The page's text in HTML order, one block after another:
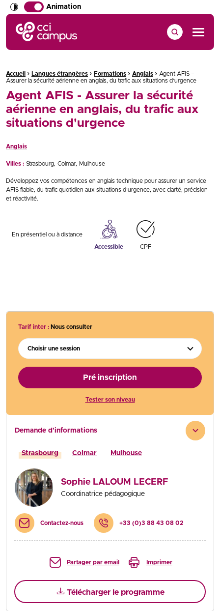
Animation
CCI Campus La formation qui vous ressemble
Menu
Fil d'Ariane :
Accueil › Langues étrangères › Formations › Anglais › Agent AFIS –
Assurer la sécurité aérienne en anglais, du trafic aux situations d’urgence
Agent AFIS - Assurer la sécurité
aérienne en anglais, du trafic aux
situations d'urgence
Anglais
Villes : Strasbourg Colmar Mulhouse
Développez vos compétences en anglais technique pour assurer un service
AFIS fiable, du trafic quotidien aux situations d’urgence, avec clarté, précision
et réactivité.
En présentiel ou à distance
Accessible CPF
Tarif inter : Nous consulter
Choisir une session
Pré inscription
Tester son niveau
Demande d'informations
Strasbourg Colmar Mulhouse
Sophie LALOUM LECERF
Coordinatrice pédagogique
Contactez-nous +33 (0)3 88 43 08 02
Partager par email Imprimer
Télécharger le programme